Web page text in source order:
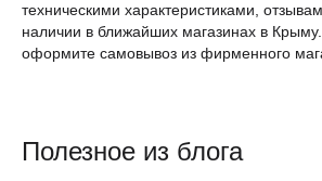
техническими характеристиками,
наличии в ближайших магазинах в
оформите самовывоз из фирменного
Полезное из блога